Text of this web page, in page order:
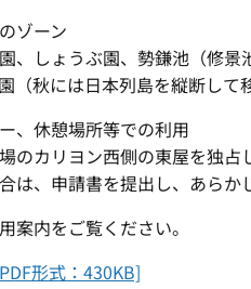
ゾーン
、しょうぶ園、勢鎌池（修景
（秋には日本列島を縦断して
、休憩場所等での利用
のカリヨン西側の東屋を独占
は、申請書を提出し、あらか
案内をご覧ください。
形式：430KB]